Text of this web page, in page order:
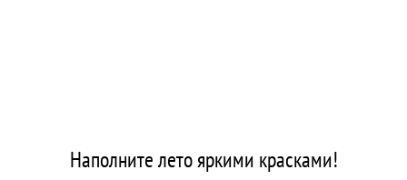
Наполните лето яркими красками!